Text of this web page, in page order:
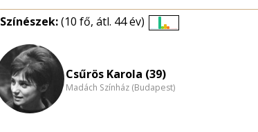
Színészek:(10 fő, átl. 44 év)
nagyítása
Csűrös Karola (39)
Madách Színház (Budapest)